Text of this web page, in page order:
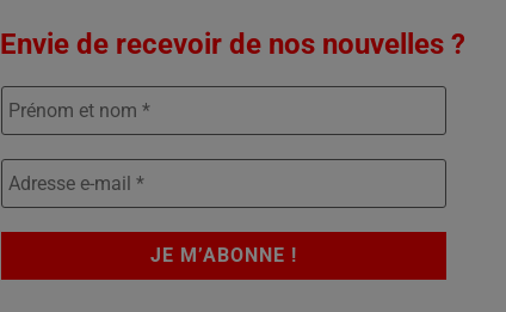
Envie de recevoir de nos nouvelles ?